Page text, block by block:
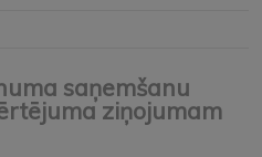
saņemšanu
ziņojumam